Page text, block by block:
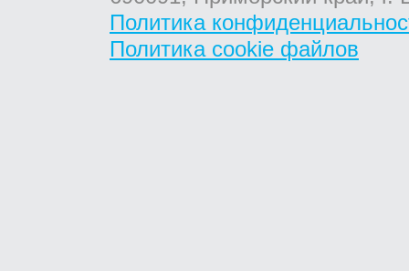
Политика
Политика cookie файлов